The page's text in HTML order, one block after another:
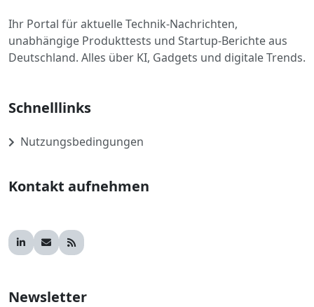
Ihr Portal für aktuelle Technik-Nachrichten,
unabhängige Produkttests und Startup-Berichte aus
Deutschland. Alles über KI, Gadgets und digitale Trends.
Schnelllinks
Nutzungsbedingungen
Kontakt aufnehmen
Newsletter